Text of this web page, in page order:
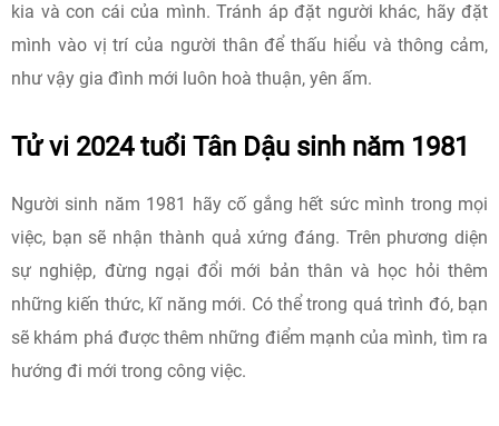
kia và con cái của mình. Tránh áp đặt người khác, hãy đặt
mình vào vị trí của người thân để thấu hiểu và thông cảm,
như vậy gia đình mới luôn hoà thuận, yên ấm.
Tử vi 2024 tuổi Tân Dậu sinh năm 1981
Người sinh năm 1981 hãy cố gắng hết sức mình trong mọi
việc, bạn sẽ nhận thành quả xứng đáng. Trên phương diện
sự nghiệp, đừng ngại đổi mới bản thân và học hỏi thêm
những kiến thức, kĩ năng mới. Có thể trong quá trình đó, bạn
sẽ khám phá được thêm những điểm mạnh của mình, tìm ra
hướng đi mới trong công việc.